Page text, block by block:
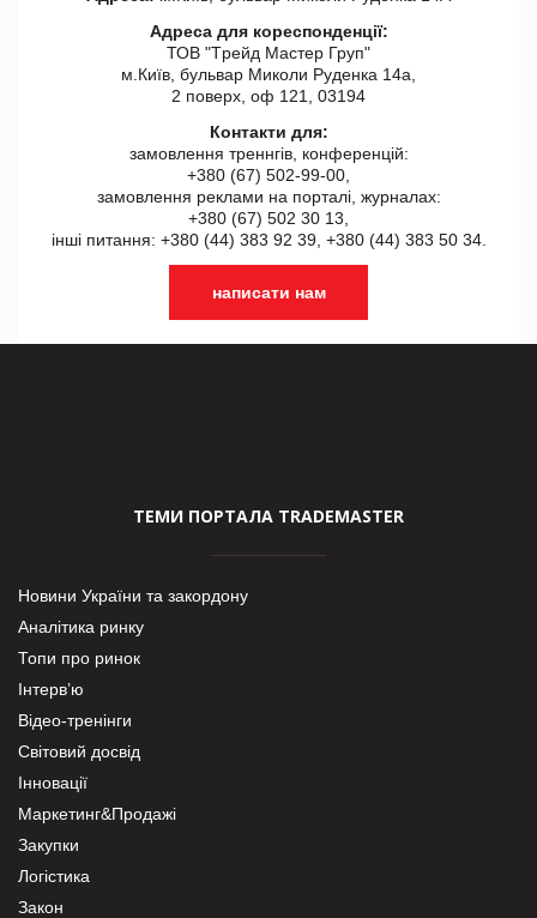
Адреса для кореспонденції:
ТОВ "Tрейд Мастер Груп"
м.Київ, бульвар Миколи Руденка 14а,
2 поверх, оф 121, 03194
Контакти для:
замовлення треннгів, конференцій:
+380 (67) 502-99-00,
замовлення реклами на порталі, журналах:
+380 (67) 502 30 13,
інші питання: +380 (44) 383 92 39, +380 (44) 383 50 34.
написати нам
ТЕМИ ПОРТАЛА TRADEMASTER
Новини України та закордону
Аналітика ринку
Топи про ринок
Інтерв’ю
Відео-тренінги
Світовий досвід
Інновації
Маркетинг&Продажі
Закупки
Логістика
Закон